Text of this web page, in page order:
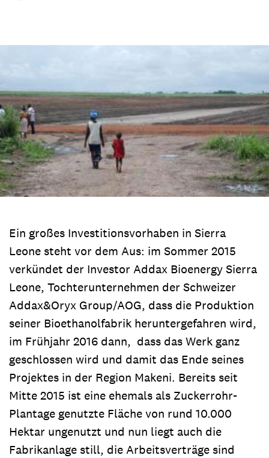
Ein großes Investitionsvorhaben in Sierra
Leone steht vor dem Aus: im Sommer 2015
verkündet der Investor Addax Bioenergy Sierra
Leone, Tochterunternehmen der Schweizer
Addax&Oryx Group/AOG, dass die Produktion
seiner Bioethanolfabrik heruntergefahren wird,
im Frühjahr 2016 dann, dass das Werk ganz
geschlossen wird und damit das Ende seines
Projektes in der Region Makeni. Bereits seit
Mitte 2015 ist eine ehemals als Zuckerrohr-
Plantage genutzte Fläche von rund 10.000
Hektar ungenutzt und nun liegt auch die
Fabrikanlage still, die Arbeitsverträge sind